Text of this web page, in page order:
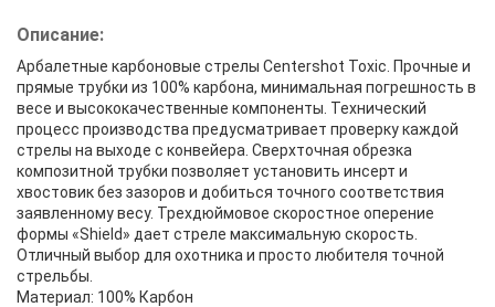
Описание:
Арбалетные карбоновые стрелы Centershot Toxic. Прочные и
прямые трубки из 100% карбона, минимальная погрешность в
весе и высококачественные компоненты. Технический
процесс производства предусматривает проверку каждой
стрелы на выходе с конвейера. Сверхточная обрезка
композитной трубки позволяет установить инсерт и
хвостовик без зазоров и добиться точного соответствия
заявленному весу. Трехдюймовое скоростное оперение
формы «Shield» дает стреле максимальную скорость.
Отличный выбор для охотника и просто любителя точной
стрельбы.
Материал: 100% Карбон